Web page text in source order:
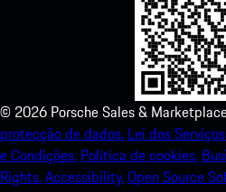
© 2026 Porsche Sales &
protecção de dados. Lei dos
e Condições. Política de cookies.
Rights.Accessibility.Open Source